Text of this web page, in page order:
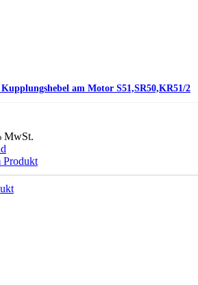
am Motor S51,SR50,KR51/2
MwSt.
Produkt